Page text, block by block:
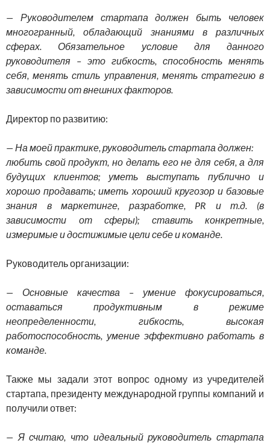
— Руководителем стартапа должен быть человек
многогранный, обладающий знаниями в различных
сферах. Обязательное условие для данного
руководителя – это гибкость, способность менять
себя, менять стиль управления, менять стратегию в
зависимости от внешних факторов.
Директор по развитию:
— На моей практике, руководитель стартапа должен:
любить свой продукт, но делать его не для себя, а для
будущих клиентов; уметь выступать публично и
хорошо продавать; иметь хороший кругозор и базовые
знания в маркетинге, разработке, PR и т.д. (в
зависимости от сферы); ставить конкретные,
измеримые и достижимые цели себе и команде.
Руководитель организации:
— Основные качества – умение фокусироваться,
оставаться продуктивным в режиме
неопределенности, гибкость, высокая
работоспособность, умение эффективно работать в
команде.
Также мы задали этот вопрос одному из учредителей
стартапа, президенту международной группы компаний и
получили ответ:
— Я считаю, что идеальный руководитель стартапа